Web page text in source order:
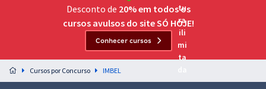
Acesso ilimitado a toda preparação para o Exame da
Preparação completa e intensiva para as principais
residências em saúde do Brasil
Desconto de 20% em todos os
cursos avulsos do site SÓ HOJE!
Conhecer cursos
Cursos por Concurso IMBEL